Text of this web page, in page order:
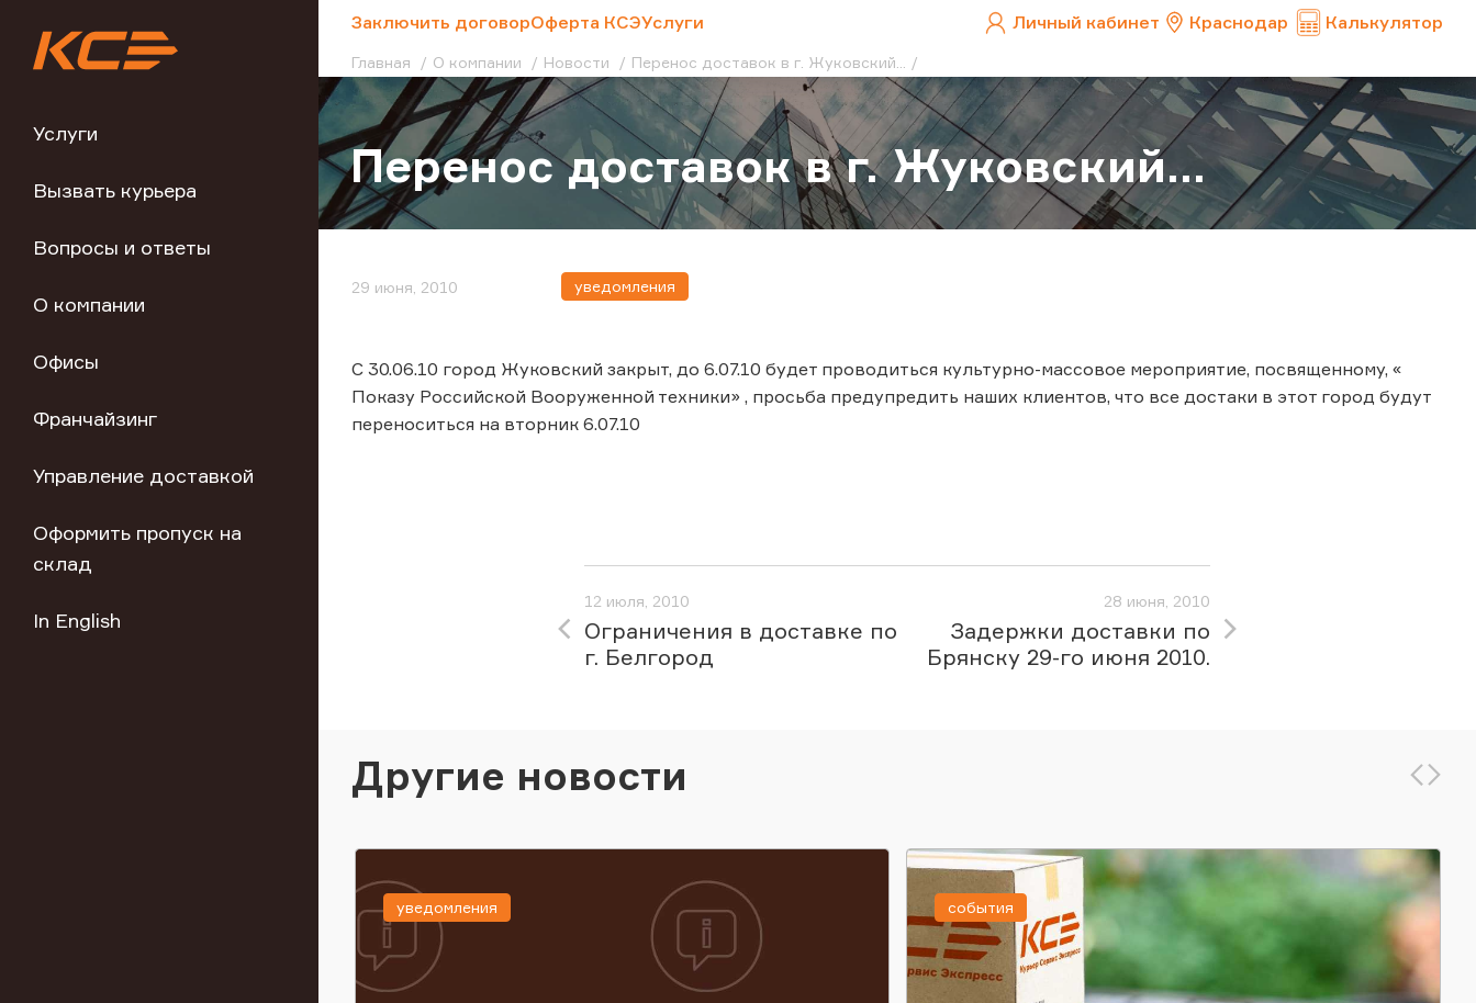
Услуги
Вызвать курьера
Вопросы и ответы
О компании
Офисы
Франчайзинг
Управление доставкой
Оформить пропуск на
склад
In English
Заключить договорОферта КСЭУслуги Личный кабинет Краснодар Калькулятор
Главная О компании Новости Перенос доставок в г. Жуковский...
Перенос доставок в г. Жуковский...
29 июня, 2010 уведомления
С 30.06.10 город Жуковский закрыт, до 6.07.10 будет проводиться культурно-массовое мероприятие, посвященному, «
Показу Российской Вооруженной техники» , просьба предупредить наших клиентов, что все достаки в этот город будут
переноситься на вторник 6.07.10
12 июля, 2010
Ограничения в доставке по
г. Белгород
28 июня, 2010
Задержки доставки по
Брянску 29-го июня 2010.
Другие новости
уведомления события